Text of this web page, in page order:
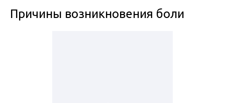
Причины возникновения боли